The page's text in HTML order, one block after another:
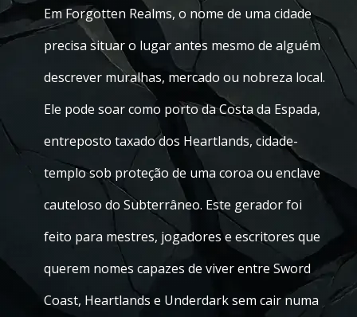
Em Forgotten Realms, o nome de uma cidade
precisa situar o lugar antes mesmo de alguém
descrever muralhas, mercado ou nobreza local.
Ele pode soar como porto da Costa da Espada,
entreposto taxado dos Heartlands, cidade-
templo sob proteção de uma coroa ou enclave
cauteloso do Subterrâneo. Este gerador foi
feito para mestres, jogadores e escritores que
querem nomes capazes de viver entre Sword
Coast, Heartlands e Underdark sem cair numa